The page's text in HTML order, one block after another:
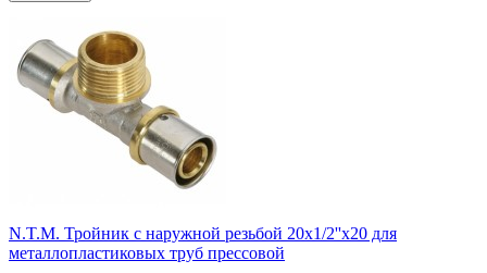
N.T.M. Тройник с наружной резьбой 20x1/2''x20 для
металлопластиковых труб прессовой